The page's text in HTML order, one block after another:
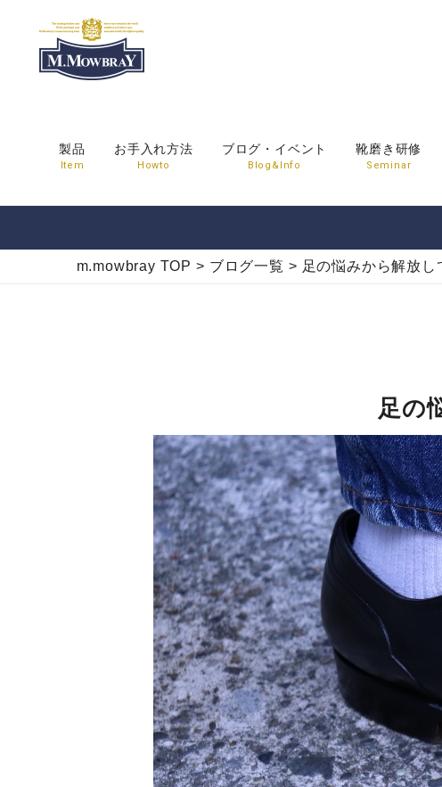
製品
Item
お手入れ方法
Howto
ブログ・イベント
Blog&Info
靴磨き研修
Seminar
m.mowbray TOP > ブログ一覧 > 足の悩みから解放
足の